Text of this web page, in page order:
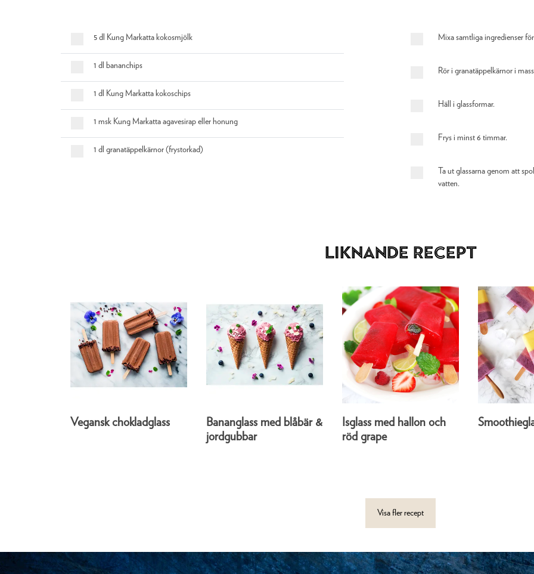
5 dl Kung Markatta kokosmjölk
1 dl bananchips
1 dl Kung Markatta kokoschips
1 msk Kung Markatta agavesirap eller honung
1 dl granatäppelkärnor (frystorkad)
Mixa samtliga ingredienser
Rör i granatäppelkärnor i
Häll i glassformar.
Frys i minst 6 timmar.
Ta ut glassarna genom att
vatten.
Liknande recept
Vegansk chokladglass
Bananglass med blåbär &
jordgubbar
Isglass med hallon och
röd grape
Visa fler recept